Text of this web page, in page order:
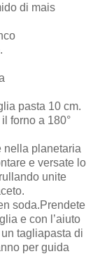
di mais
pasta 10 cm.
forno a 180°
nella planetaria
e versate lo
unite
soda.Prendete
e con l’aiuto
tagliapasta di
per guida